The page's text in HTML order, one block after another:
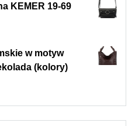
KEMER 19-69
w motyw
(kolory)